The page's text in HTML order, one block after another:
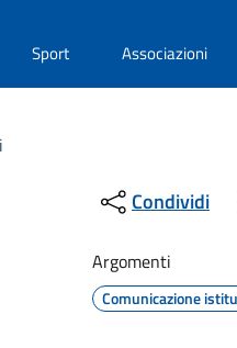
Sport Associazioni
Condividi
Argomenti
Comunicazione